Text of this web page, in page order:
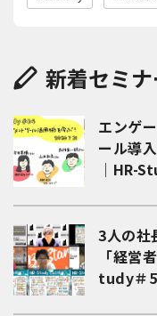
新着セミ
エンゲ
ール導
｜HR-
3人の社
「経営
tudy＃5